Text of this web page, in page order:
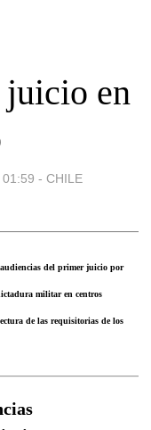
juicio en
- CHILE
del primer juicio por
militar en centros
de las requisitorias de los